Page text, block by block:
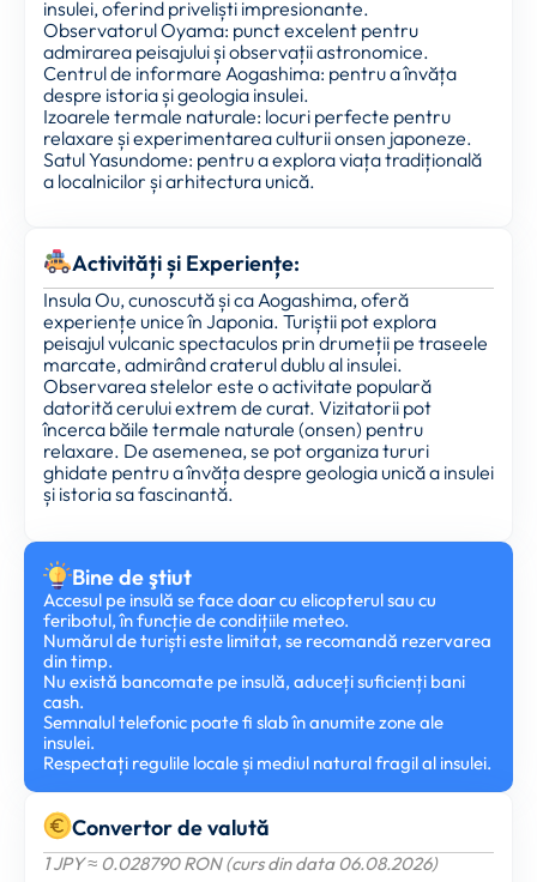
insulei, oferind priveliști impresionante.
Observatorul Oyama: punct excelent pentru
admirarea peisajului și observații astronomice.
Centrul de informare Aogashima: pentru a învăța
despre istoria și geologia insulei.
Izoarele termale naturale: locuri perfecte pentru
relaxare și experimentarea culturii onsen japoneze.
Satul Yasundome: pentru a explora viața tradițională
a localnicilor și arhitectura unică.
Activități și Experiențe:
Insula Ou, cunoscută și ca Aogashima, oferă
experiențe unice în Japonia. Turiștii pot explora
peisajul vulcanic spectaculos prin drumeții pe traseele
marcate, admirând craterul dublu al insulei.
Observarea stelelor este o activitate populară
datorită cerului extrem de curat. Vizitatorii pot
încerca băile termale naturale (onsen) pentru
relaxare. De asemenea, se pot organiza tururi
ghidate pentru a învăța despre geologia unică a insulei
și istoria sa fascinantă.
Bine de ştiut
Accesul pe insulă se face doar cu elicopterul sau cu
feribotul, în funcție de condițiile meteo.
Numărul de turiști este limitat, se recomandă rezervarea
din timp.
Nu există bancomate pe insulă, aduceți suficienți bani
cash.
Semnalul telefonic poate fi slab în anumite zone ale
insulei.
Respectați regulile locale și mediul natural fragil al insulei.
Convertor de valută
1 JPY ≈ 0.028790 RON (curs din data 06.08.2026)